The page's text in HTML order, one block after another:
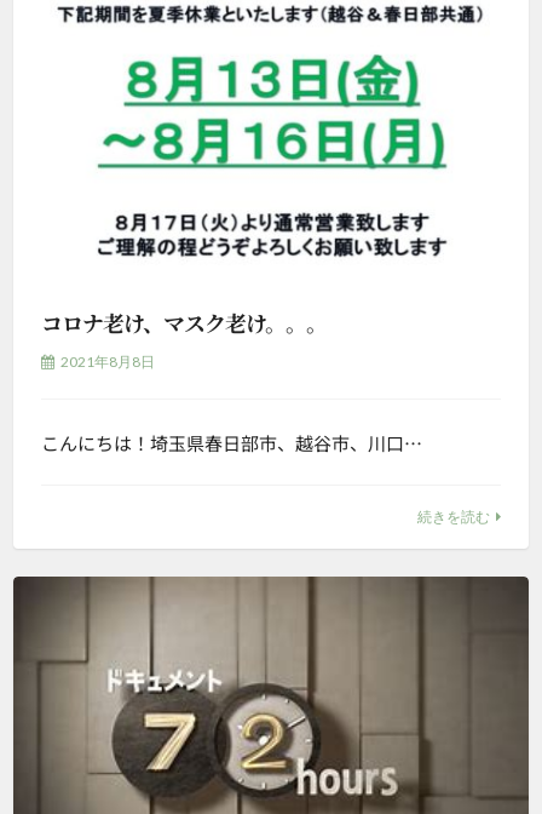
コロナ老け、マスク老け。。。
2021年8月8日
こんにちは！埼玉県春日部市、越谷市、川口…
続きを読む